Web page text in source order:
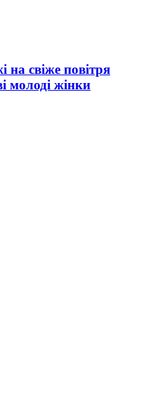
на свіже повітря
молоді жінки